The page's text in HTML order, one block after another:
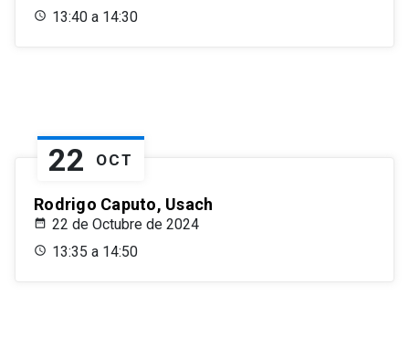
13:40 a 14:30
22 OCT
Rodrigo Caputo, Usach
22 de Octubre de 2024
13:35 a 14:50